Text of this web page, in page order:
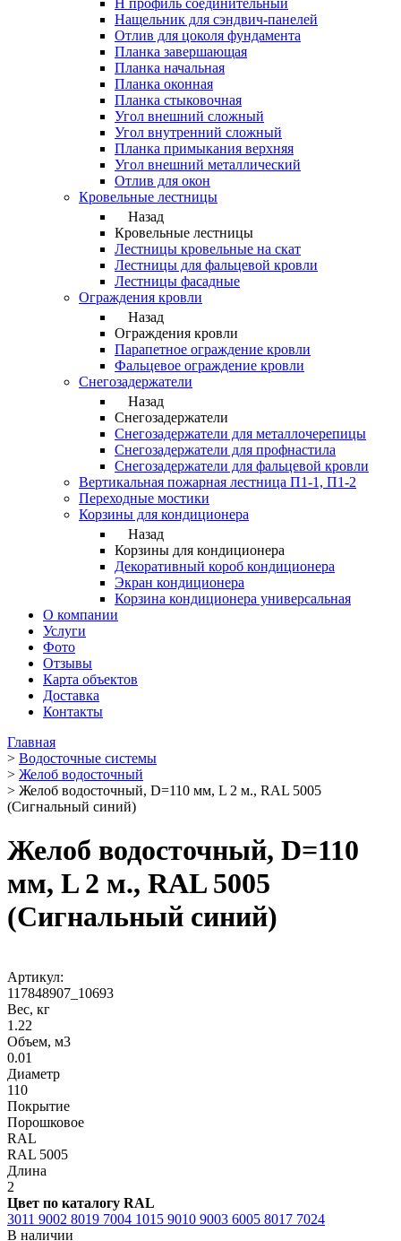
Н профиль соединительный
Нащельник для сэндвич-панелей
Отлив для цоколя фундамента
Планка завершающая
Планка начальная
Планка оконная
Планка стыковочная
Угол внешний сложный
Угол внутренний сложный
Планка примыкания верхняя
Угол внешний металлический
Отлив для окон
Кровельные лестницы
Назад
Кровельные лестницы
Лестницы кровельные на скат
Лестницы для фальцевой кровли
Лестницы фасадные
Ограждения кровли
Назад
Ограждения кровли
Парапетное ограждение кровли
Фальцевое ограждение кровли
Снегозадержатели
Назад
Снегозадержатели
Снегозадержатели для металлочерепицы
Снегозадержатели для профнастила
Снегозадержатели для фальцевой кровли
Вертикальная пожарная лестница П1-1, П1-2
Переходные мостики
Корзины для кондиционера
Назад
Корзины для кондиционера
Декоративный короб кондиционера
Экран кондиционера
Корзина кондиционера универсальная
О компании
Услуги
Фото
Отзывы
Карта объектов
Доставка
Контакты
Главная
> Водосточные системы
> Желоб водосточный
> Желоб водосточный, D=110 мм, L 2 м., RAL 5005
(Сигнальный синий)
Желоб водосточный, D=110
мм, L 2 м., RAL 5005
(Сигнальный синий)
Артикул:
117848907_10693
Вес, кг
1.22
Объем, м3
0.01
Диаметр
110
Покрытие
Порошковое
RAL
RAL 5005
Длина
2
Цвет по каталогу RAL
3011 9002 8019 7004 1015 9010 9003 6005 8017 7024
В наличии